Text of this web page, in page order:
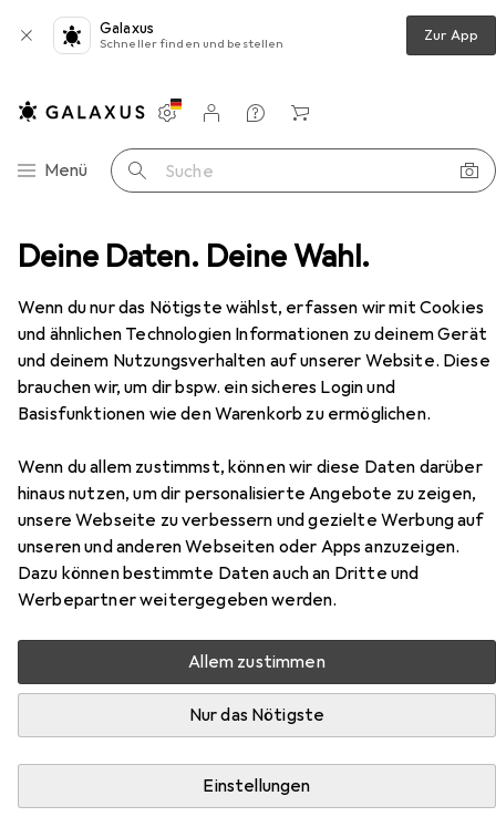
Deine Daten. Deine Wahl.
Wenn du nur das Nötigste wählst, erfassen wir mit Cookies
und ähnlichen Technologien Informationen zu deinem Gerät
und deinem Nutzungsverhalten auf unserer Website. Diese
brauchen wir, um dir bspw. ein sicheres Login und
Basisfunktionen wie den Warenkorb zu ermöglichen.
Wenn du allem zustimmst, können wir diese Daten darüber
hinaus nutzen, um dir personalisierte Angebote zu zeigen,
unsere Webseite zu verbessern und gezielte Werbung auf
unseren und anderen Webseiten oder Apps anzuzeigen.
Dazu können bestimmte Daten auch an Dritte und
Werbepartner weitergegeben werden.
Allem zustimmen
Nur das Nötigste
Einstellungen
Galaxus
Schneller finden und bestellen Zur App
Navigation nach Kategorien
Menü Suche
Einstellungen
Kundenkonto
Vergleichslisten
Merklisten
Warenkorb
Klettern Eispickel Grivel Tech Machine Eisgerät
EUR
238,40
GrivelTech Machine Eisgerät
Eisgerät
Hier findest du passendes Zubehör zum Produkt Grivel
Tech Machine Eisgerät aus der Kategorie Zubehör
Klettern.
Produktliste